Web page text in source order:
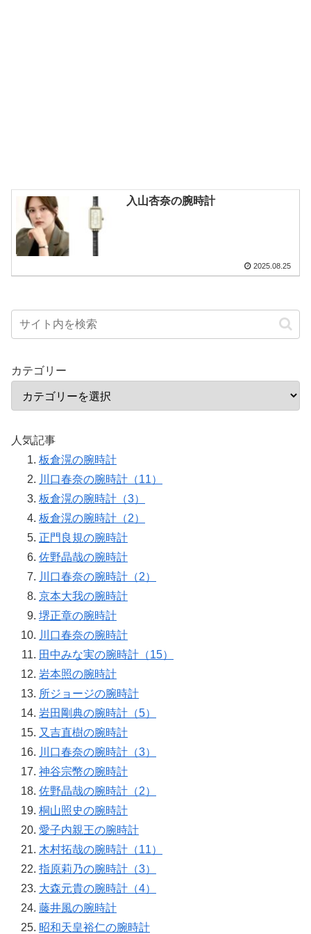
入山杏奈の腕時計
2025.08.25
カテゴリー
人気記事
板倉滉の腕時計
川口春奈の腕時計（11）
板倉滉の腕時計（3）
板倉滉の腕時計（2）
正門良規の腕時計
佐野晶哉の腕時計
川口春奈の腕時計（2）
京本大我の腕時計
堺正章の腕時計
川口春奈の腕時計
田中みな実の腕時計（15）
岩本照の腕時計
所ジョージの腕時計
岩田剛典の腕時計（5）
又吉直樹の腕時計
川口春奈の腕時計（3）
神谷宗幣の腕時計
佐野晶哉の腕時計（2）
桐山照史の腕時計
愛子内親王の腕時計
木村拓哉の腕時計（11）
指原莉乃の腕時計（3）
大森元貴の腕時計（4）
藤井風の腕時計
昭和天皇裕仁の腕時計